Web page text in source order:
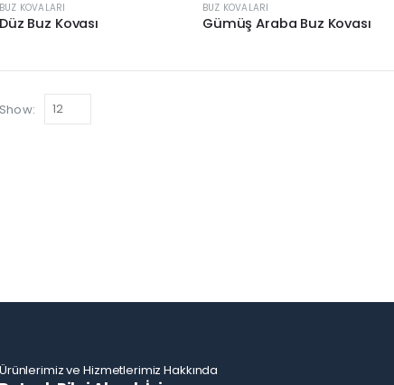
BUZ KOVALARI
Düz Buz Kovası
BUZ KOVALARI
Gümüş Araba Buz Kovası
Show:
Ürünlerimiz ve Hizmetlerimiz Hakkında